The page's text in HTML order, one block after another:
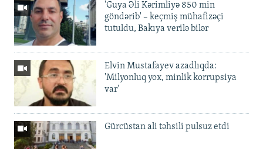
'Guya Əli Kərimliyə 850 min
göndərib' – keçmiş mühafizəçi
tutuldu, Bakıya verilə bilər
Elvin Mustafayev azadlıqda:
'Milyonluq yox, minlik korrupsiya
var'
Gürcüstan ali təhsili pulsuz etdi